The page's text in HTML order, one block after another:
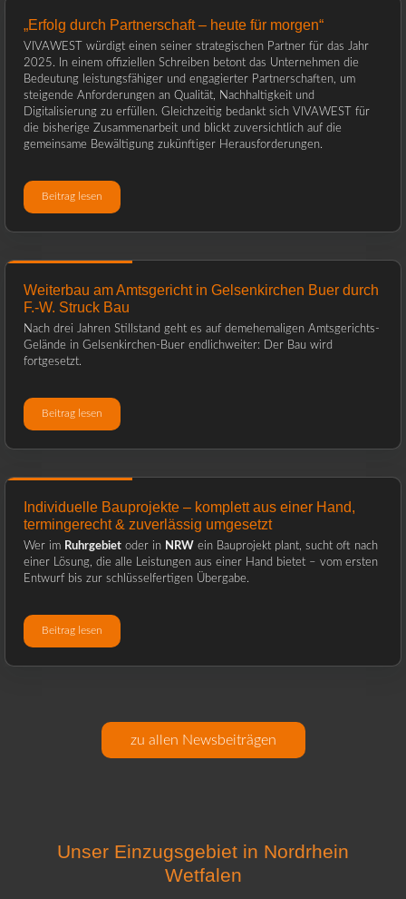
„Erfolg durch Partnerschaft – heute für morgen“
VIVAWEST würdigt einen seiner strategischen Partner für das Jahr
2025. In einem offiziellen Schreiben betont das Unternehmen die
Bedeutung leistungsfähiger und engagierter Partnerschaften, um
steigende Anforderungen an Qualität, Nachhaltigkeit und
Digitalisierung zu erfüllen. Gleichzeitig bedankt sich VIVAWEST für
die bisherige Zusammenarbeit und blickt zuversichtlich auf die
gemeinsame Bewältigung zukünftiger Herausforderungen.
Beitrag lesen
Weiterbau am Amtsgericht in Gelsenkirchen Buer durch
F.-W. Struck Bau
Nach drei Jahren Stillstand geht es auf demehemaligen Amtsgerichts-
Gelände in Gelsenkirchen-Buer endlichweiter: Der Bau wird
fortgesetzt.
Beitrag lesen
Individuelle Bauprojekte – komplett aus einer Hand,
termingerecht & zuverlässig umgesetzt
Wer im Ruhrgebiet oder in NRW ein Bauprojekt plant, sucht oft nach
einer Lösung, die alle Leistungen aus einer Hand bietet – vom ersten
Entwurf bis zur schlüsselfertigen Übergabe.
Beitrag lesen
zu allen Newsbeiträgen
Unser Einzugsgebiet in Nordrhein
Wetfalen